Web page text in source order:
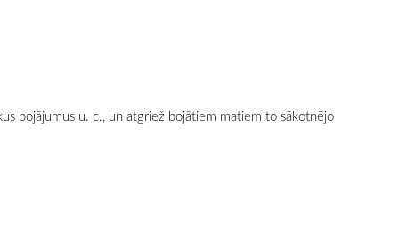
bojājumus u. c., un atgriež bojātiem matiem to sākotnējo